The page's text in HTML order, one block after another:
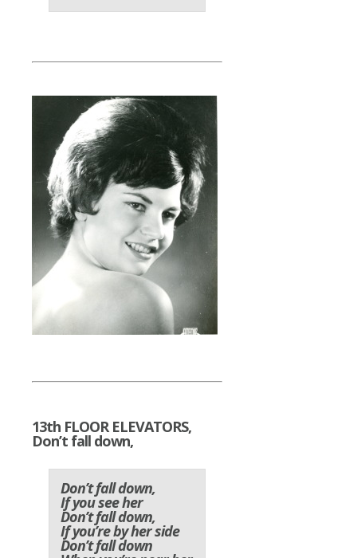
13th FLOOR ELEVATORS,
Don’t fall down,
Don’t fall down,
If you see her
Don’t fall down,
If you’re by her side
Don’t fall down